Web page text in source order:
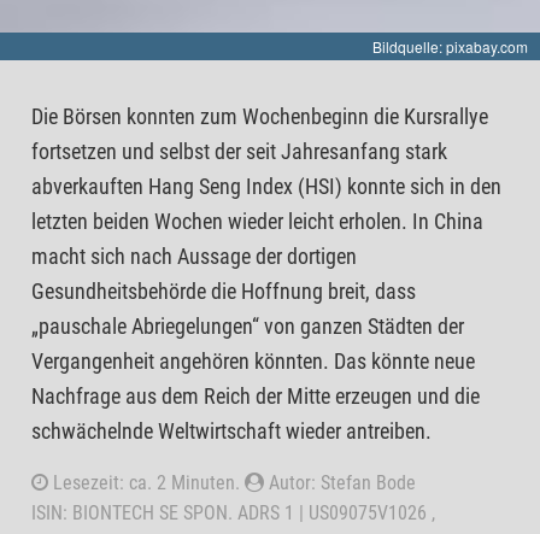
Bildquelle: pixabay.com
Die Börsen konnten zum Wochenbeginn die Kursrallye
fortsetzen und selbst der seit Jahresanfang stark
abverkauften Hang Seng Index (HSI) konnte sich in den
letzten beiden Wochen wieder leicht erholen. In China
macht sich nach Aussage der dortigen
Gesundheitsbehörde die Hoffnung breit, dass
„pauschale Abriegelungen“ von ganzen Städten der
Vergangenheit angehören könnten. Das könnte neue
Nachfrage aus dem Reich der Mitte erzeugen und die
schwächelnde Weltwirtschaft wieder antreiben.
Lesezeit: ca. 2 Minuten.
Autor: Stefan Bode
ISIN: BIONTECH SE SPON. ADRS 1 | US09075V1026 ,